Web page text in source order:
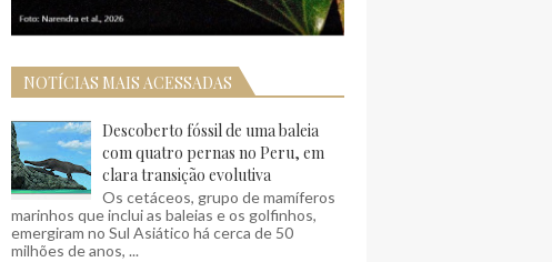
NOTÍCIAS MAIS ACESSADAS
Descoberto fóssil de uma baleia
com quatro pernas no Peru, em
clara transição evolutiva
Os cetáceos, grupo de mamíferos
marinhos que inclui as baleias e os golfinhos,
emergiram no Sul Asiático há cerca de 50
milhões de anos, ...